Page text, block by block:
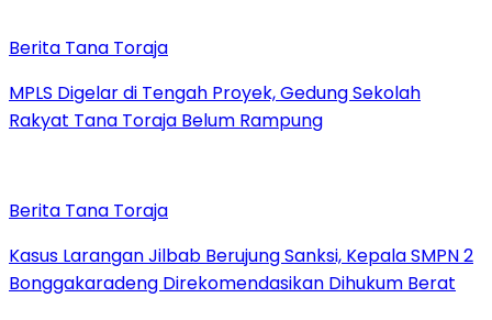
Berita Tana Toraja
MPLS Digelar di Tengah Proyek, Gedung Sekolah
Rakyat Tana Toraja Belum Rampung
Berita Tana Toraja
Kasus Larangan Jilbab Berujung Sanksi, Kepala SMPN 2
Bonggakaradeng Direkomendasikan Dihukum Berat